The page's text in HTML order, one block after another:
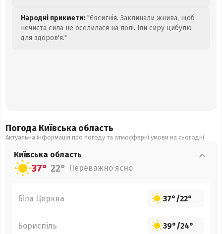
Народні прикмети: "Євсигнія. Заклинали жнива, щоб
нечиста сила не оселилася на полі. Їли сиру цибулю
для здоров'я."
Погода Київська область
Актуальна інформація про погоду та атмосферні умови на сьогодні
Київська область
37° 22° Переважно ясно
Біла Церква 37°/22°
Бориспіль 39°/24°